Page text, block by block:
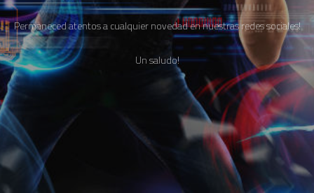
Permaneced atentos a cualquier novedad en nuestras redes sociales!
Un saludo!